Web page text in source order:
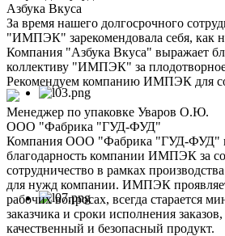
Азбука Вкуса
За время нашего долгосрочного
"ИМПЭК" зарекомендовала себя, как
Компания "Азбука Вкуса" выражает
коллективу "ИМПЭК" за плодотворное
Рекомендуем компанию ИМПЭК для
Менеджер по упаковке Уваров О.Ю.
ООО "Фабрика "ГУД-ФУД"
Компания ООО "Фабрика "ГУД-ФУД"
благодарность компании ИМПЭК за
сотрудничество в рамках
для нужд компании. ИМПЭК
рабочих вопросах, всегда старается
заказчика и сроки исполнения
качественный и безопасный продукт.